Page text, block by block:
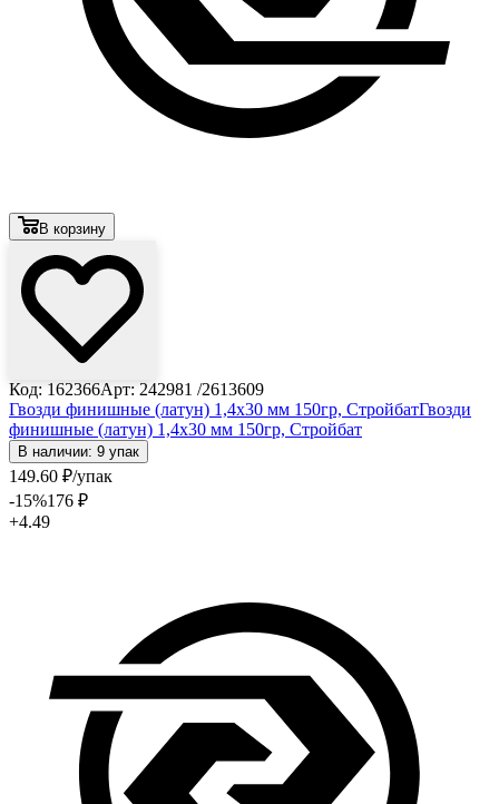
В корзину
Код: 162366Арт: 242981 /2613609
Гвозди финишные (латун) 1,4х30 мм 150гр, СтройбатГвозди
финишные (латун) 1,4х30 мм 150гр, Стройбат
В наличии: 9 упак
149.60 ₽/упак
-15%176 ₽
+4.49